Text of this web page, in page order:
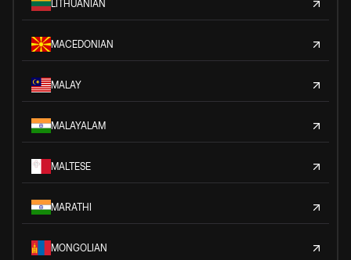
LITHUANIAN
MACEDONIAN
MALAY
MALAYALAM
MALTESE
MARATHI
MONGOLIAN